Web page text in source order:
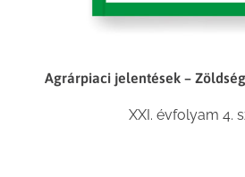
Agrárpiaci jelentések –
XXI. évfolyam 4.